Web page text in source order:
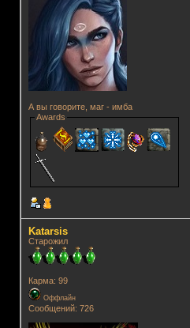
А вы говорите, маг - имба
Awards
Katarsis
Старожил
Карма: 99
Оффлайн
Сообщений: 726